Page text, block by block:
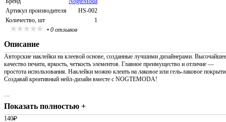
Артикул производителя
HS-002
Количество, шт
1
• 0 отзывов
Описание
Авторские наклейки на клеевой основе, созданные лучшими дизайнерами. Высочайшее
качество печати, яркость, четкость элементов. Главное преимущество и отличие —
простота использования. Наклейки можно клеить на лаковое или гель-лаковое
Создавай креативный нейл-дизайн вместе с NOGTEMODA!
…
Показать полностью +
140₽